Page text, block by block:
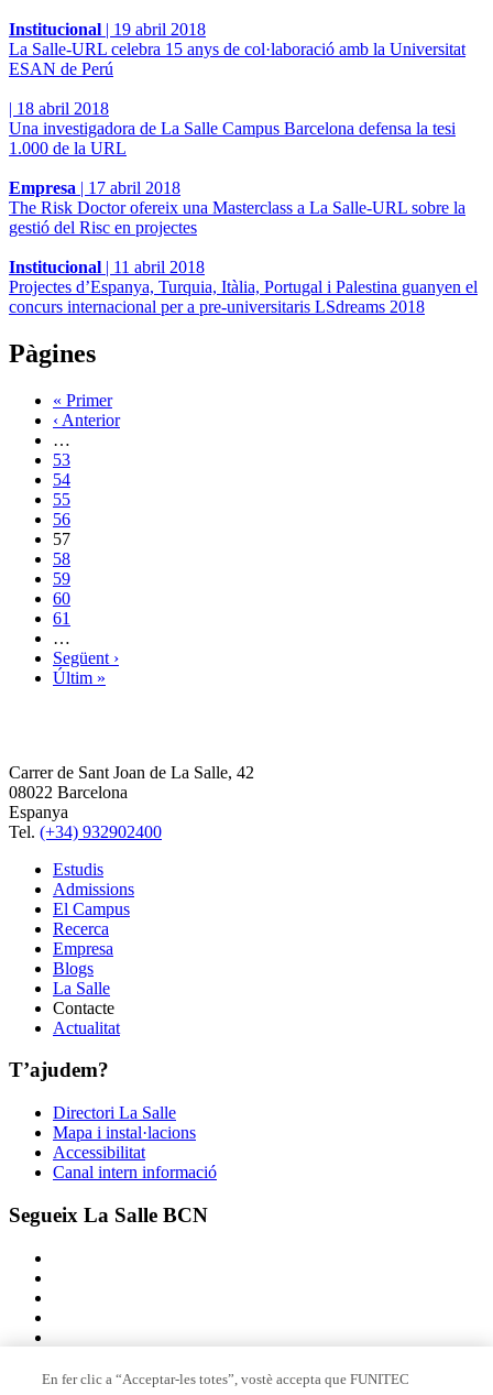
Institucional | 19 abril 2018
La Salle-URL celebra 15 anys de col·laboració amb la Universitat
ESAN de Perú
| 18 abril 2018
Una investigadora de La Salle Campus Barcelona defensa la tesi
1.000 de la URL
Empresa | 17 abril 2018
The Risk Doctor ofereix una Masterclass a La Salle-URL sobre la
gestió del Risc en projectes
Institucional | 11 abril 2018
Projectes d’Espanya, Turquia, Itàlia, Portugal i Palestina guanyen el
concurs internacional per a pre-universitaris LSdreams 2018
Pàgines
« Primer
‹ Anterior
…
53
54
55
56
57
58
59
60
61
…
Següent ›
Últim »
Carrer de Sant Joan de La Salle, 42
08022 Barcelona
Espanya
Tel. (+34) 932902400
Estudis
Admissions
El Campus
Recerca
Empresa
Blogs
La Salle
Contacte
Actualitat
T’ajudem?
Directori La Salle
Mapa i instal·lacions
Accessibilitat
Canal intern informació
Segueix La Salle BCN
En fer clic a “Acceptar-les totes”, vostè accepta que FUNITEC